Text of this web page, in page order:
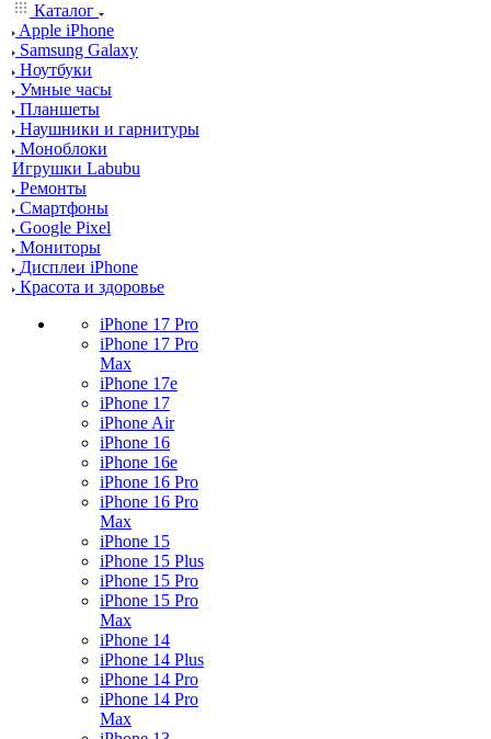
Каталог
Apple iPhone
Samsung Galaxy
Ноутбуки
Умные часы
Планшеты
Наушники и гарнитуры
Моноблоки
Игрушки Labubu
Ремонты
Смартфоны
Google Pixel
Мониторы
Дисплеи iPhone
Красота и здоровье
iPhone 17 Pro
iPhone 17 Pro
Max
iPhone 17e
iPhone 17
iPhone Air
iPhone 16
iPhone 16e
iPhone 16 Pro
iPhone 16 Pro
Max
iPhone 15
iPhone 15 Plus
iPhone 15 Pro
iPhone 15 Pro
Max
iPhone 14
iPhone 14 Plus
iPhone 14 Pro
iPhone 14 Pro
Max